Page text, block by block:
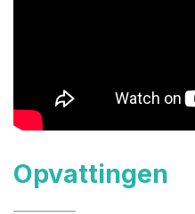
Opvattingen